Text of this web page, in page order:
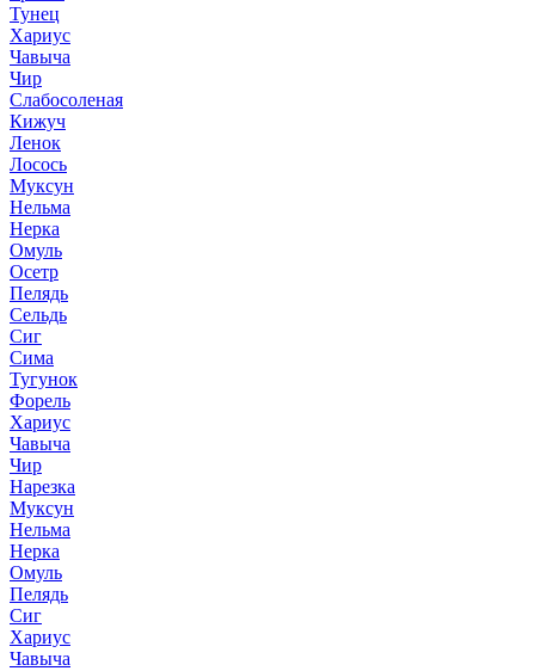
Тунец
Хариус
Чавыча
Чир
Слабосоленая
Кижуч
Ленок
Лосось
Муксун
Нельма
Нерка
Омуль
Осетр
Пелядь
Сельдь
Сиг
Сима
Тугунок
Форель
Хариус
Чавыча
Чир
Нарезка
Муксун
Нельма
Нерка
Омуль
Пелядь
Сиг
Хариус
Чавыча